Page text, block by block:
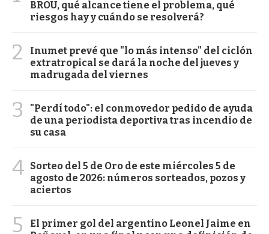
BROU, qué alcance tiene el problema, qué
riesgos hay y cuándo se resolverá?
2
Inumet prevé que "lo más intenso" del ciclón
extratropical se dará la noche del jueves y
madrugada del viernes
3
"Perdí todo": el conmovedor pedido de ayuda
de una periodista deportiva tras incendio de
su casa
4 Sorteo del 5 de Oro de este miércoles 5 de
agosto de 2026: números sorteados, pozos y
aciertos
5
El primer gol del argentino Leonel Jaime en